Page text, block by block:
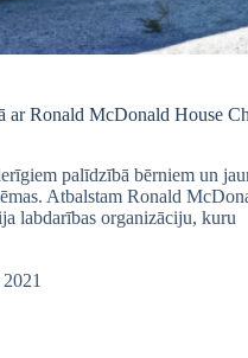
ar Ronald McDonald House
palīdzībā bērniem un
Atbalstam Ronald
labdarības organizāciju, kuru